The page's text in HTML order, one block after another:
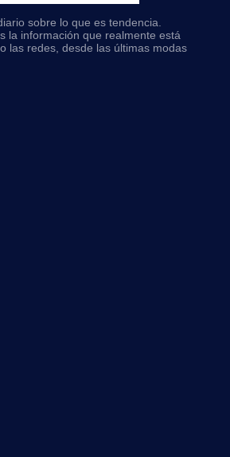
sobre lo que es tendencia.
la información que realmente está
las redes, desde las últimas modas